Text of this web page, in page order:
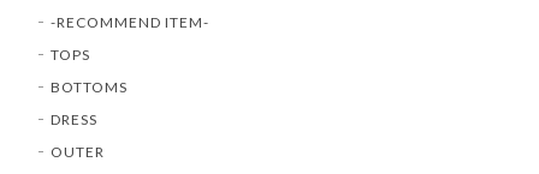
-RECOMMEND ITEM-
TOPS
BOTTOMS
DRESS
OUTER